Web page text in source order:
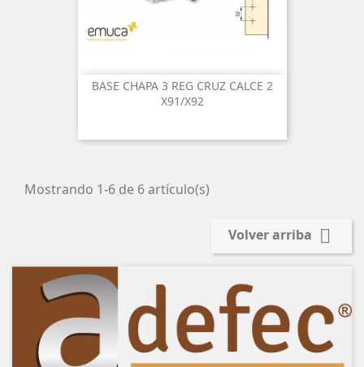
BASE CHAPA 3 REG CRUZ CALCE 2
X91/X92
Mostrando 1-6 de 6 artículo(s)
Volver arriba 